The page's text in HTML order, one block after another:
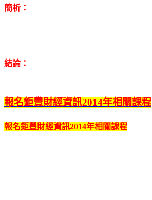
簡析：
結論：
報名鉅豐財經資訊2014年相關課程
報名鉅豐財經資訊2014年相關課程